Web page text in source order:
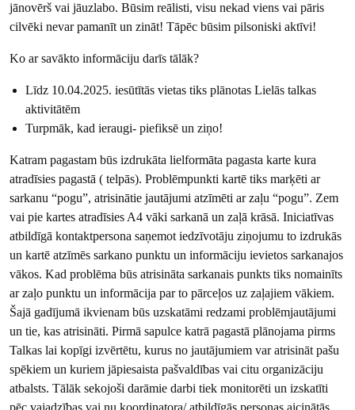
jānovērš vai jāuzlabo. Būsim reālisti, visu nekad viens vai pāris
cilvēki nevar pamanīt un zināt! Tāpēc būsim pilsoniski aktīvi!
Ko ar savākto informāciju darīs tālāk?
Līdz 10.04.2025. iesūtītās vietas tiks plānotas Lielās talkas
aktivitātēm
Turpmāk, kad ieraugi- piefiksē un ziņo!
Katram pagastam būs izdrukāta lielformāta pagasta karte kura
atradīsies pagastā ( telpās). Problēmpunkti kartē tiks marķēti ar
sarkanu “pogu”, atrisinātie jautājumi atzīmēti ar zaļu “pogu”. Zem
vai pie kartes atradīsies A4 vāki sarkanā un zaļā krāsā. Iniciatīvas
atbildīgā kontaktpersona saņemot iedzīvotāju ziņojumu to izdrukās
un kartē atzīmēs sarkano punktu un informāciju ievietos sarkanajos
vākos. Kad problēma būs atrisināta sarkanais punkts tiks nomainīts
ar zaļo punktu un informācija par to pārceļos uz zaļajiem vākiem.
Šajā gadījumā ikvienam būs uzskatāmi redzami problēmjautājumi
un tie, kas atrisināti. Pirmā sapulce katrā pagastā plānojama pirms
Talkas lai kopīgi izvērtētu, kurus no jautājumiem var atrisināt pašu
spēkiem un kuriem jāpiesaista pašvaldības vai citu organizāciju
atbalsts. Tālāk sekojoši darāmie darbi tiek monitorēti un izskatīti